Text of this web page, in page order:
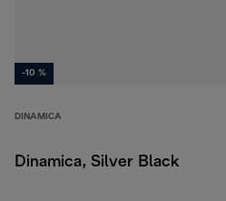
-10 %
DINAMICA
Dinamica, Silver Black